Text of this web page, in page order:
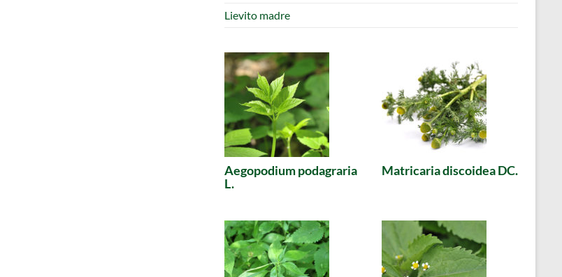
Lievito madre
Aegopodium podagraria
L.
Matricaria discoidea DC.